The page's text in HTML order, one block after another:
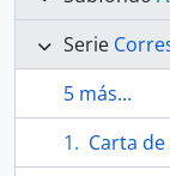
Serie
5 más...
Carta de